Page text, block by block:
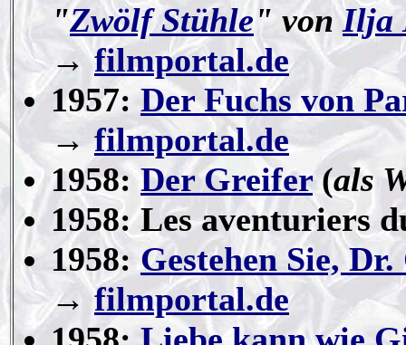
"Zwölf Stühle" vonIlja
→filmportal.de
1957:Der Fuchs von
→ filmportal.de
1958:Der Greifer(als
1958: Les aventuriers
1958: Gestehen Sie,
→filmportal.de